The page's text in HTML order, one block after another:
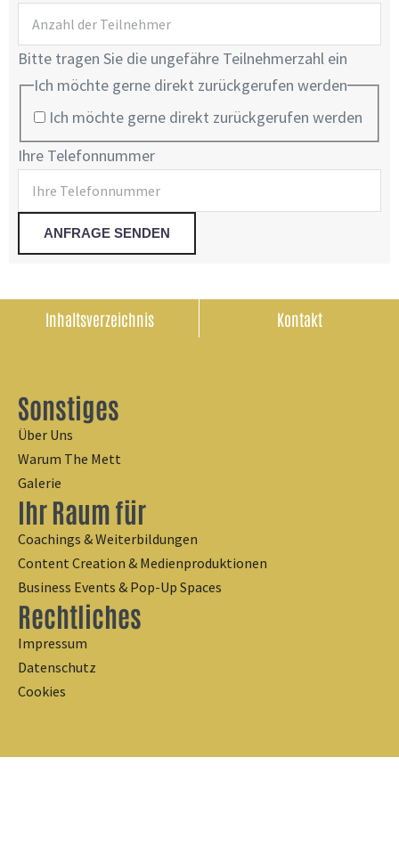
Bitte tragen Sie die ungefähre Teilnehmerzahl ein
Ich möchte gerne direkt zurückgerufen werden
Ich möchte gerne direkt zurückgerufen werden
Ihre Telefonnummer
Inhaltsverzeichnis Kontakt
Sonstiges
Über Uns
Warum The Mett
Galerie
Ihr Raum für
Coachings & Weiterbildungen
Content Creation & Medienproduktionen
Business Events & Pop-Up Spaces
Rechtliches
Impressum
Datenschutz
Cookies